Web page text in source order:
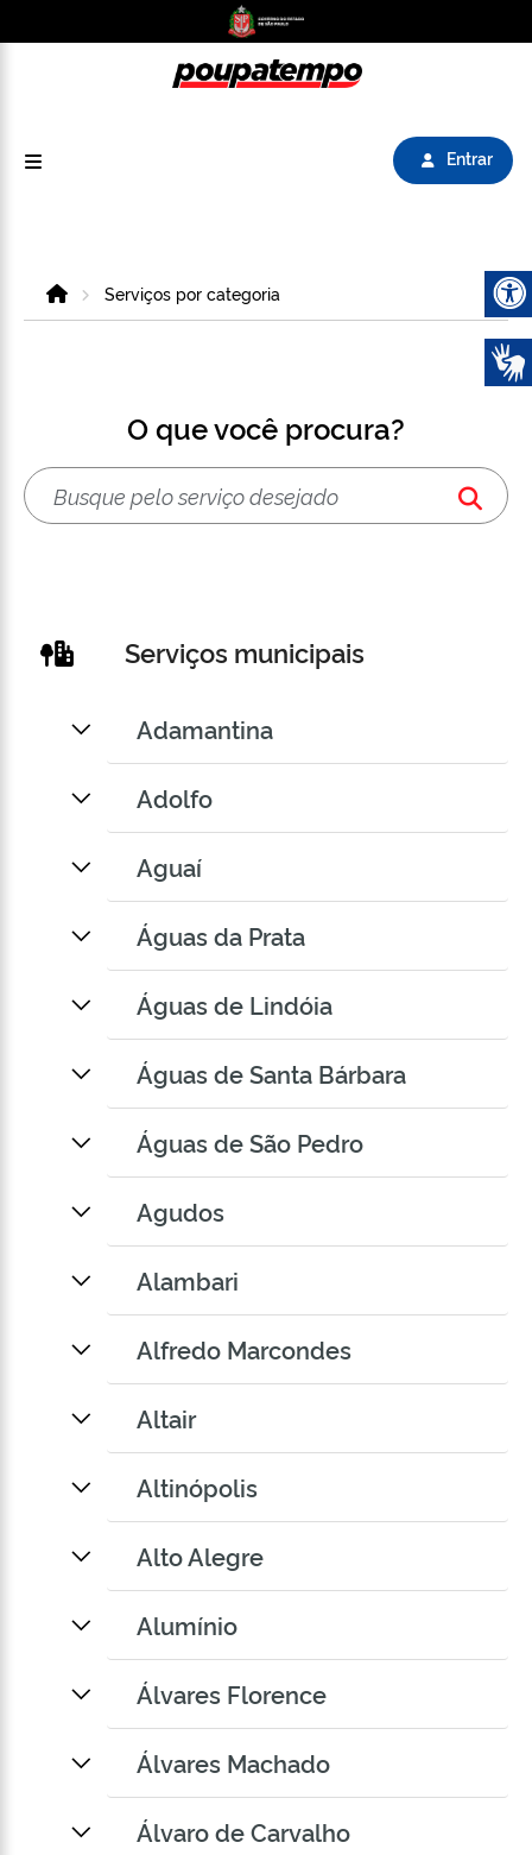
Entrar
HomeServiços por categoria
O que você procura?
Serviços municipais
Adamantina
Adolfo
Aguaí
Águas da Prata
Águas de Lindóia
Águas de Santa Bárbara
Águas de São Pedro
Agudos
Alambari
Alfredo Marcondes
Altair
Altinópolis
Alto Alegre
Alumínio
Álvares Florence
Álvares Machado
Álvaro de Carvalho